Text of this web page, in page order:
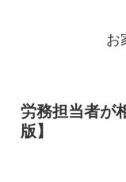
お
労務担当者が
版】